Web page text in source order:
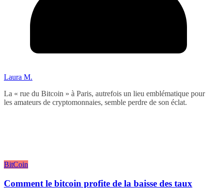
Laura M.
La « rue du Bitcoin » à Paris, autrefois un lieu emblématique pour
les amateurs de cryptomonnaies, semble perdre de son éclat.
BitCoin
Comment le bitcoin profite de la baisse des taux